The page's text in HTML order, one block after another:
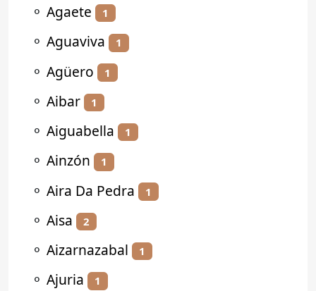
⚬ Agaete 1
⚬ Aguaviva 1
⚬ Agüero 1
⚬ Aibar 1
⚬ Aiguabella 1
⚬ Ainzón 1
⚬ Aira Da Pedra 1
⚬ Aisa 2
⚬ Aizarnazabal 1
⚬ Ajuria 1